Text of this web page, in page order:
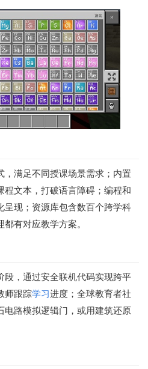
，满足不同授课场景需求；内置
程文本，打破语言障碍；编程和
呈现；资源库包含数百个跨学科
有对应教学方案。
段，通过安全联机代码实现跨平
师跟踪学习进度；全球教育者社
电路模拟逻辑门，或用建筑还原